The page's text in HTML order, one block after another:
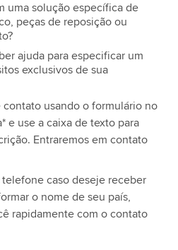
uma solução específica de
peças de reposição ou
ajuda para especificar um
exclusivos de sua
contato usando o formulário no
e use a caixa de texto para
Entraremos em contato
caso deseje receber
o nome de seu país,
rapidamente com o contato